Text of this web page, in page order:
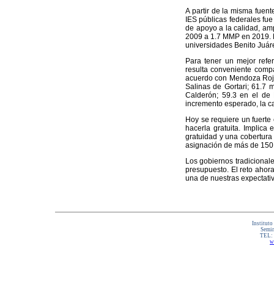
A partir de la misma
IES públicas federales
de apoyo a la calidad,
2009 a 1.7 MMP en
universidades Benito
Para tener un mejor
resulta conveniente
acuerdo con Mendoza
Salinas de Gortari; 61.7
Calderón; 59.3 en el de
incremento esperado, la
Hoy se requiere un
hacerla gratuita. Implica
gratuidad y una
asignación de más de
Los gobiernos
presupuesto. El reto
una de nuestras
Instituto
TEL: